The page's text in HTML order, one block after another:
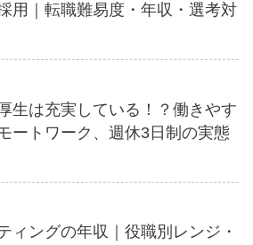
用｜転職難易度・年収・選考対
生は充実している！？働きやす
ートワーク、週休3日制の実態
ィングの年収｜役職別レンジ・